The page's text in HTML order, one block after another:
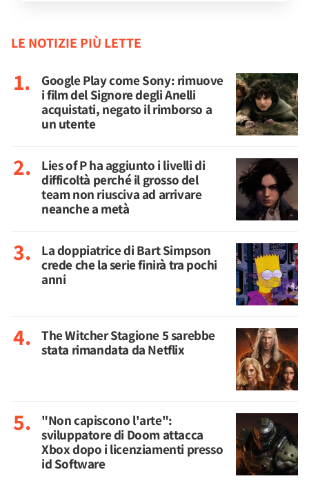
LE NOTIZIE PIÙ LETTE
Google Play come Sony: rimuove
i film del Signore degli Anelli
acquistati, negato il rimborso a
un utente
Lies of P ha aggiunto i livelli di
difficoltà perché il grosso del
team non riusciva ad arrivare
neanche a metà
La doppiatrice di Bart Simpson
crede che la serie finirà tra pochi
anni
The Witcher Stagione 5 sarebbe
stata rimandata da Netflix
"Non capiscono l'arte":
sviluppatore di Doom attacca
Xbox dopo i licenziamenti presso
id Software